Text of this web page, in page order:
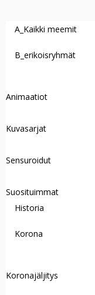
A_Kaikki meemit
B_erikoisryhmät
Animaatiot
Kuvasarjat
Sensuroidut
Suosituimmat
Historia
Korona
Koronajäljitys